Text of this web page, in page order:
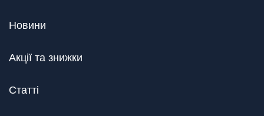
Новини
Акції та знижки
Статті